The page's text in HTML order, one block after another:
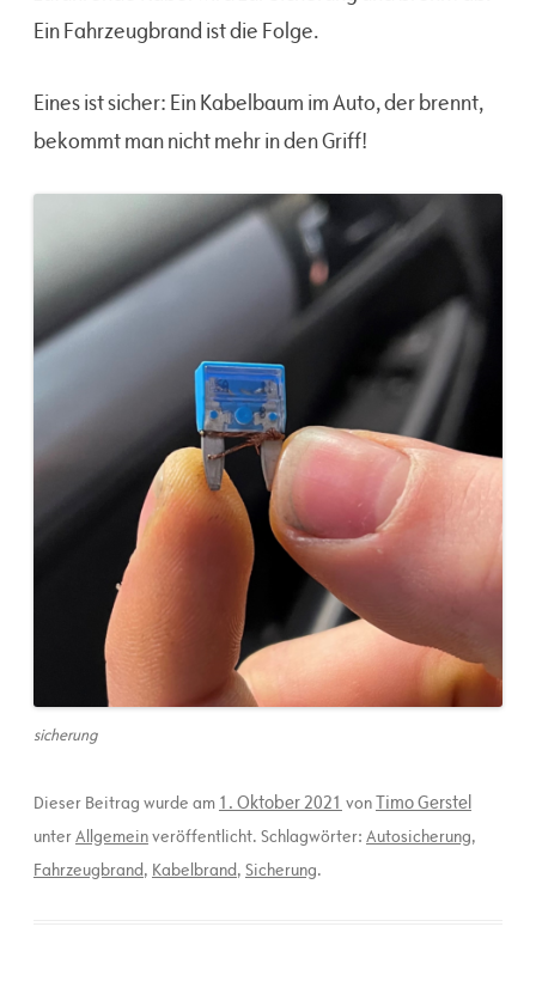
Ein Fahrzeugbrand ist die Folge.
Eines ist sicher: Ein Kabelbaum im Auto, der brennt,
bekommt man nicht mehr in den Griff!
sicherung
Dieser Beitrag wurde am 1. Oktober 2021 vonTimo Gerstel
unterAllgemeinveröffentlicht. Schlagwörter: Autosicherung,
Fahrzeugbrand, Kabelbrand, Sicherung.